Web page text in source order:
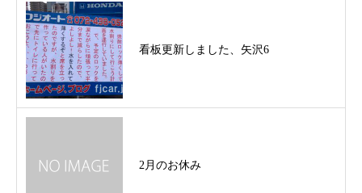
看板更新しました、矢沢6
2月のお休み